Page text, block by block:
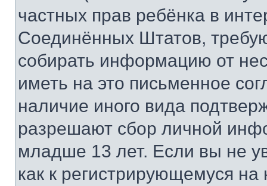
частных прав ребёнка в
Соединённых Штатов,
собирать информацию от
иметь на это письменное
наличие иного вида
разрешают сбор личной
младше 13 лет. Если вы не
как к регистрирующемуся